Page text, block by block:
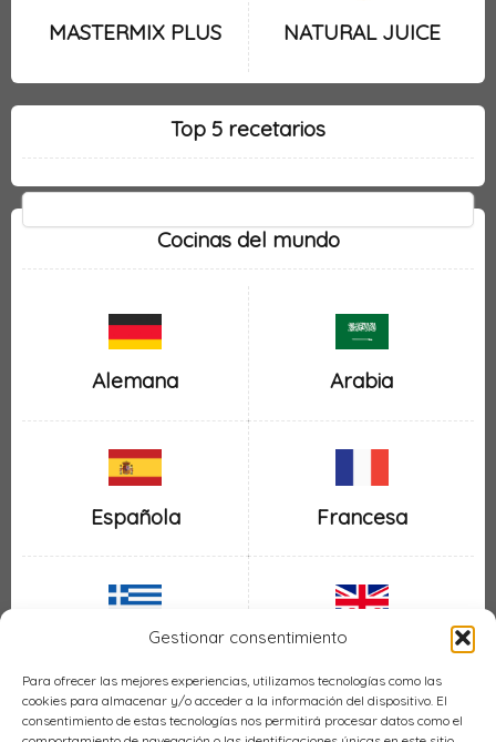
Gestionar consentimiento
Para ofrecer las mejores experiencias, utilizamos tecnologías como las
cookies para almacenar y/o acceder a la información del dispositivo. El
consentimiento de estas tecnologías nos permitirá procesar datos como el
MASTERMIX PLUS NATURAL JUICE
Top 5 recetarios
Cocinas del mundo
Alemana Arabia
Española Francesa
Griega Inglesa